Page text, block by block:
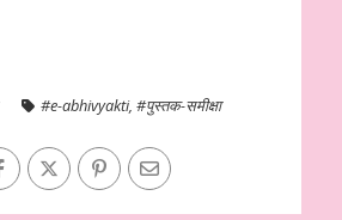
#e-abhivyakti,#पुस्तक-समीक्षा